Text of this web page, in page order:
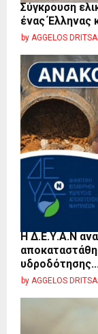
Σύγκρουση
ένας Έλληνας
by AGGELOS
Η Δ.Ε.Υ.Α.Ν
by AGGELOS